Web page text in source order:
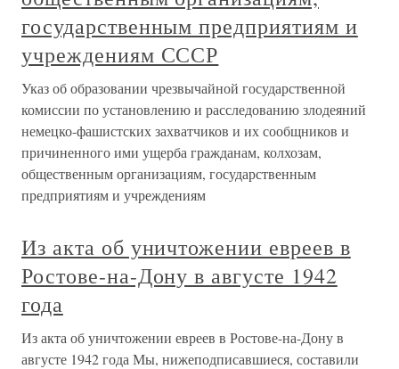
государственным предприятиям и
учреждениям СССР
Указ об образовании чрезвычайной государственной
комиссии по установлению и расследованию злодеяний
немецко-фашистских захватчиков и их сообщников и
причиненного ими ущерба гражданам, колхозам,
общественным организациям, государственным
предприятиям и учреждениям
Из акта об уничтожении евреев в
Ростове-на-Дону в августе 1942
года
Из акта об уничтожении евреев в Ростове-на-Дону в
августе 1942 года Мы, нижеподписавшиеся, составили